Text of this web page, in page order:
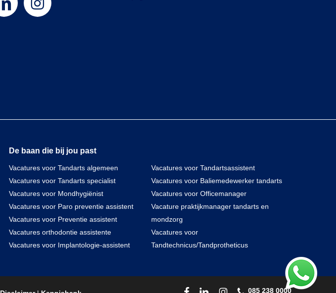
De baan die bij jou past
Vacatures voor Tandarts algemeen
Vacatures voor Tandarts specialist
Vacatures voor Mondhygiënist
Vacatures voor Paro preventie assistent
Vacatures voor Preventie assistent
Vacatures orthodontie assistente
Vacatures voor Implantologie-assistent
Vacatures voor Tandartsassistent
Vacatures voor Baliemedewerker tandarts
Vacatures voor Officemanager
Vacature praktijkmanager tandarts en
mondzorg
Vacatures voor
Tandtechnicus/Tandprotheticus
085 238 0000